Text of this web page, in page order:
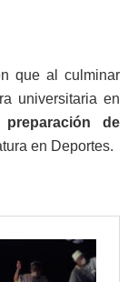
que al culminar
universitaria en
de
en Deportes.